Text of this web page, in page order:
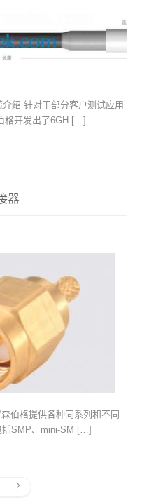
绍 针对于部分客户测试应用
格开发出了6GH […]
器
伯格提供各种同系列和不同
括SMP、mini-SM […]